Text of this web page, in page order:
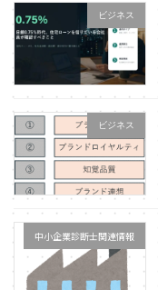
ビジネス
ビジネス
中小企業診断士関連情報